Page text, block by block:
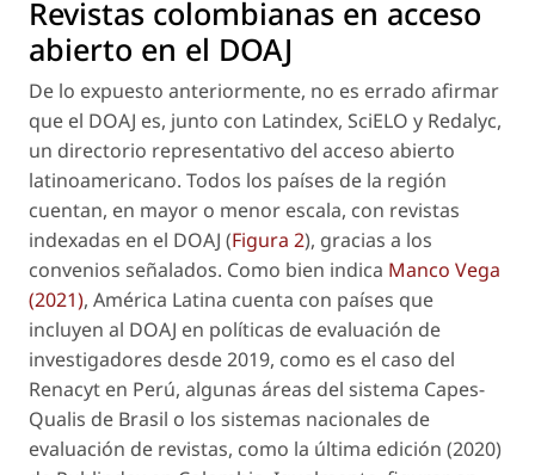
Revistas colombianas en acceso
abierto en el DOAJ
De lo expuesto anteriormente, no es errado afirmar
que el DOAJ es, junto con Latindex, SciELO y Redalyc,
un directorio representativo del acceso abierto
latinoamericano. Todos los países de la región
cuentan, en mayor o menor escala, con revistas
indexadas en el DOAJ (Figura 2), gracias a los
convenios señalados. Como bien indica Manco Vega
(2021), América Latina cuenta con países que
incluyen al DOAJ en políticas de evaluación de
investigadores desde 2019, como es el caso del
Renacyt en Perú, algunas áreas del sistema Capes-
Qualis de Brasil o los sistemas nacionales de
evaluación de revistas, como la última edición (2020)